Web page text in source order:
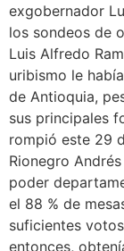
exgobernador
los sondeos de
Luis Alfredo
uribismo le
de Antioquia,
sus principales
rompió este 29
Rionegro
poder
el 88 % de
suficientes
entonces,